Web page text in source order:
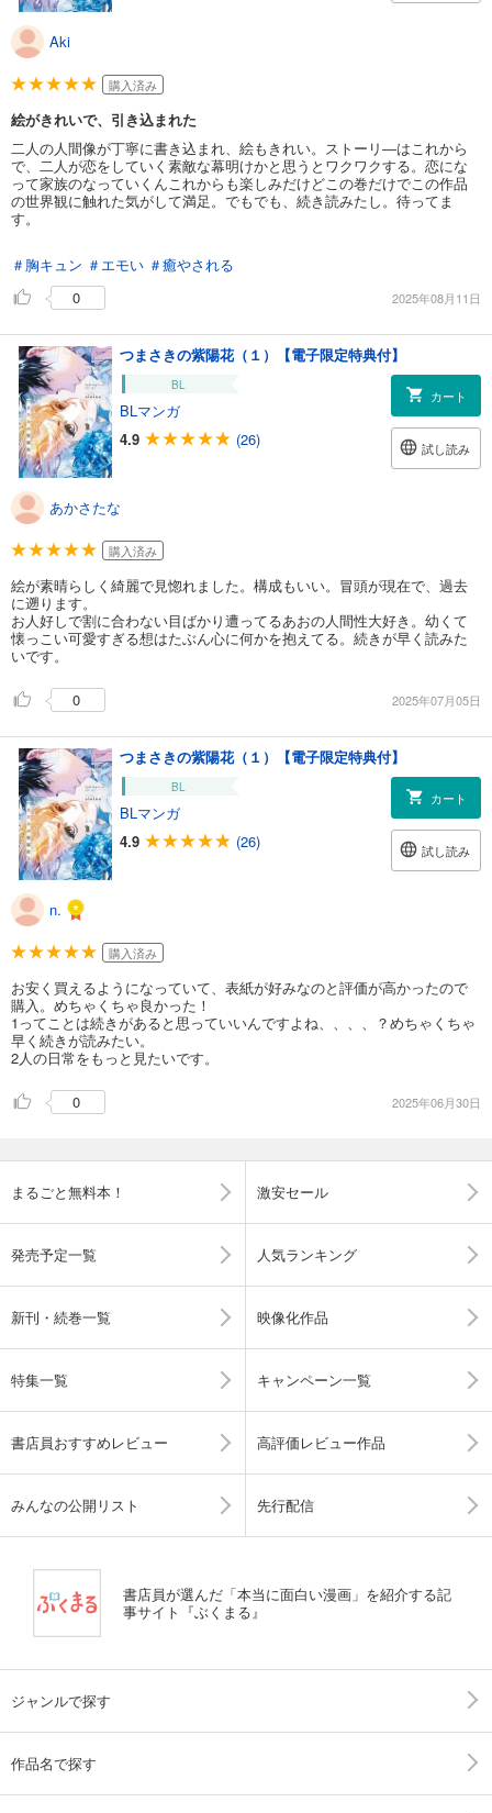
Aki
購入済み
絵がきれいで、引き込まれた
二人の人間像が丁寧に書き込まれ、絵もきれい。ストーリ―はこれから
で、二人が恋をしていく素敵な幕明けかと思うとワクワクする。恋にな
って家族のなっていくんこれからも楽しみだけどこの巻だけでこの作品
の世界観に触れた気がして満足。でもでも、続き読みたし。待ってま
す。
＃胸キュン ＃エモい ＃癒やされる
0
2025年08月11日
つまさきの紫陽花（１）【電子限定特典付】
BL
BLマンガ
4.9
(26)
カート
試し読み
あかさたな
購入済み
絵が素晴らしく綺麗で見惚れました。構成もいい。冒頭が現在で、過去
に遡ります。
お人好しで割に合わない目ばかり遭ってるあおの人間性大好き。幼くて
懐っこい可愛すぎる想はたぶん心に何かを抱えてる。続きが早く読みた
いです。
0 2025年07月05日
つまさきの紫陽花（１）【電子限定特典付】
BL
BLマンガ
4.9
(26)
カート
試し読み
n.
購入済み
お安く買えるようになっていて、表紙が好みなのと評価が高かったので
購入。めちゃくちゃ良かった！
1ってことは続きがあると思っていいんですよね、、、、？めちゃくちゃ
早く続きが読みたい。
2人の日常をもっと見たいです。
0 2025年06月30日
まるごと無料本！ 激安セール
発売予定一覧 人気ランキング
新刊・続巻一覧 映像化作品
特集一覧 キャンペーン一覧
書店員おすすめレビュー 高評価レビュー作品
みんなの公開リスト 先行配信
書店員が選んだ「本当に面白い漫画」を紹介する記
事サイト『ぶくまる』
ジャンルで探す
作品名で探す